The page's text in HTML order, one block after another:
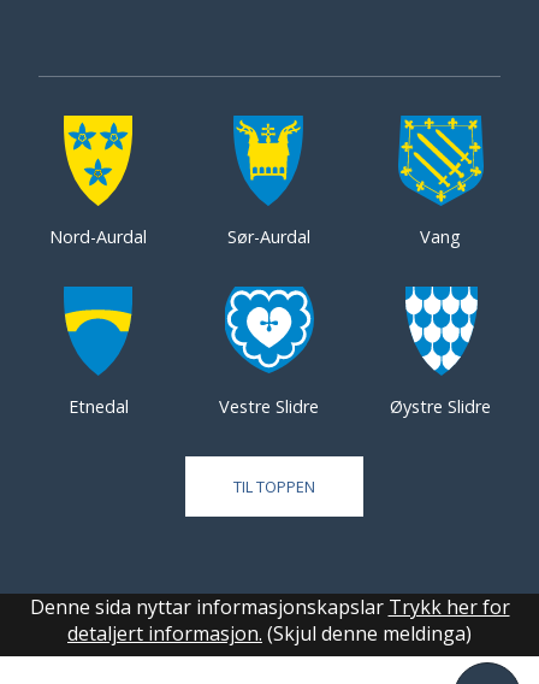
Nord-Aurdal Sør-Aurdal Vang
Etnedal Vestre Slidre Øystre Slidre
TIL TOPPEN
Denne sida nyttar informasjonskapslar Trykk her for
detaljert informasjon. (Skjul denne meldinga)